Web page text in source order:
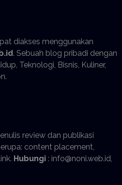
diakses menggunakan
. Sebuah blog pribadi dengan
Teknologi, Bisnis, Kuliner,
review dan publikasi
content placement,
Hubungi: info@noni.web.id,